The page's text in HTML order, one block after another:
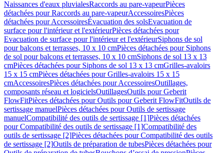
Naissances d'eaux pluvialesRaccords au pare-vapeurPièces
détachées pour Raccords au pare-vapeurAccessoiresPièces
détachées pour AccessoiresÉvacuation des solsEvacuation de
surface pour l'intérieur et l'extérieurPièces détachées pour
Evacuation de surface pour l'intérieur et l'extérieurSiphons de sol
pour balcons et terrasses, 10 x 10 cmPièces détachées pour Siphons
de sol pour balcons et terrasses, 10 x 10 cmSiphons de sol 13 x 13
cmPièces détachées pour Siphons de sol 13 x 13 cmGrilles-avaloirs
15 x 15 cmPièces détachées pour Grilles-avaloirs 15 x 15
cmAccessoiresPièces détachées pour AccessoiresOutillages,
composants réseau et logicielsOutillagesOutils pour Geberit
FlowFitPièces détachées pour Outils pour Geberit FlowFitOutils de
sertissage manuelPièces détachées pour Outils de sertissage
manuelCompatibilité des outils de sertissage [1]Pièces détachées
pour Compatibilité des outils de sertissage [1]Compatibilité des
outils de sertissage [2]Pièces détachées pour Compatibilité des outils
de sertissage [2]Outils de préparation de tubesPièces détachées pour